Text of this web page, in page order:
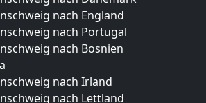
nach England
nach Portugal
nach Bosnien
nach Irland
nach Lettland